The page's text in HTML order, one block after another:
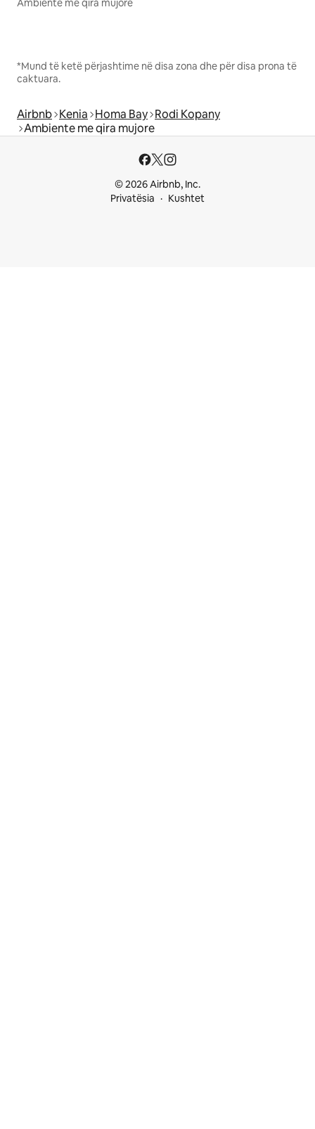
Ambiente me qira mujore
*Mund të ketë përjashtime në disa zona dhe për disa prona të
caktuara.
Airbnb Kenia Homa Bay Rodi Kopany
Ambiente me qira mujore
© 2026 Airbnb, Inc.
Privatësia
Kushtet